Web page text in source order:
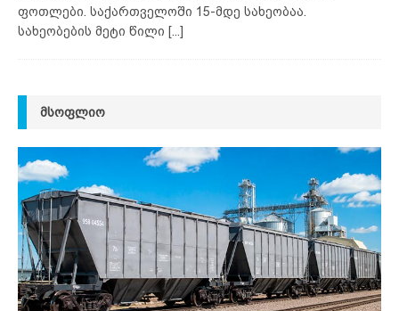
ფოთლები. საქართველოში 15-მდე სახეობაა.
სახეობების მეტი წილი [...]
ᲛᲡᲝᲤᲚᲘᲝ